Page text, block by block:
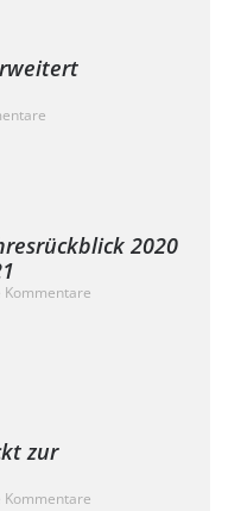
2020
Kommentare
zur
Kommentare